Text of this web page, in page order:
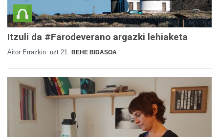
Itzuli da #Farodeverano argazki lehiaketa
Aitor Errazkin uzt 21 BEHE BIDASOA